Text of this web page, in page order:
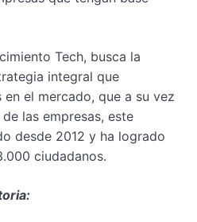
Tech, busca la
integral que
el mercado, que a su vez
las empresas, este
desde 2012 y ha logrado
ciudadanos.